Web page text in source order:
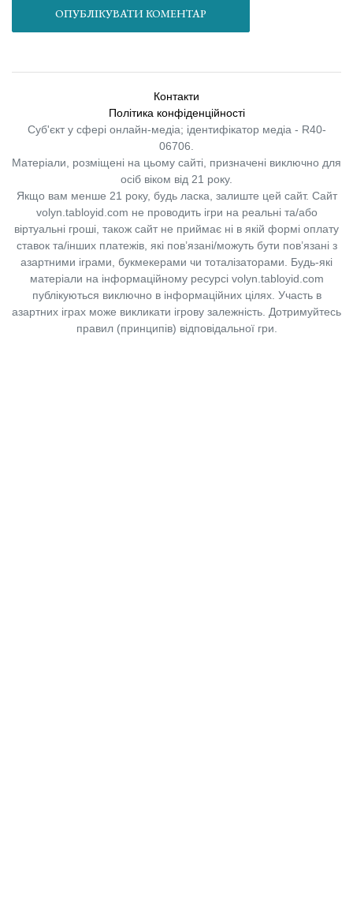
ОПУБЛІКУВАТИ КОМЕНТАР
Контакти
Політика конфіденційності
Суб'єкт у сфері онлайн-медіа; ідентифікатор медіа - R40-
06706.
Матеріали, розміщені на цьому сайті, призначені виключно для
осіб віком від 21 року.
Якщо вам менше 21 року, будь ласка, залиште цей сайт. Сайт
volyn.tabloyid.com не проводить ігри на реальні та/або
віртуальні гроші, також сайт не приймає ні в якій формі оплату
ставок та/інших платежів, які пов’язані/можуть бути пов’язані з
азартними іграми, букмекерами чи тоталізаторами. Будь-які
матеріали на інформаційному ресурсі volyn.tabloyid.com
публікуються виключно в інформаційних цілях. Участь в
азартних іграх може викликати ігрову залежність. Дотримуйтесь
правил (принципів) відповідальної гри.